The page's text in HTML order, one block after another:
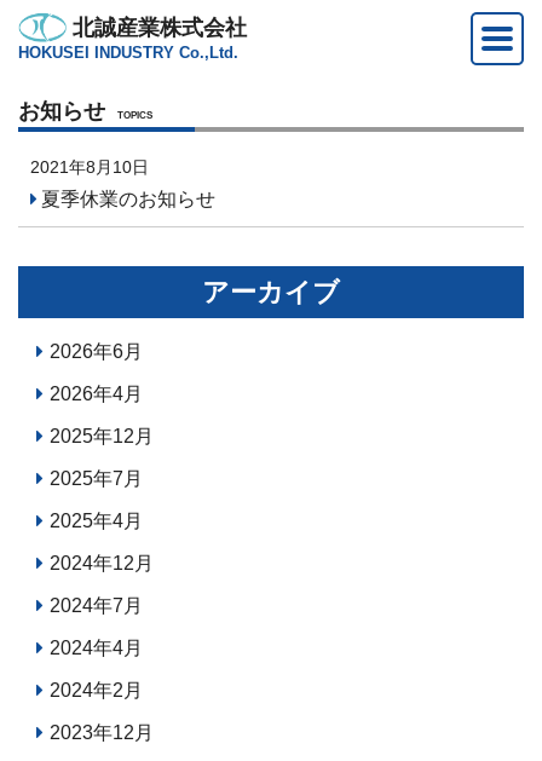
北誠産業株式会社
HOKUSEI INDUSTRY Co.,Ltd.
お知らせ TOPICS
2021年8月10日
夏季休業のお知らせ
アーカイブ
2026年6月
2026年4月
2025年12月
2025年7月
2025年4月
2024年12月
2024年7月
2024年4月
2024年2月
2023年12月